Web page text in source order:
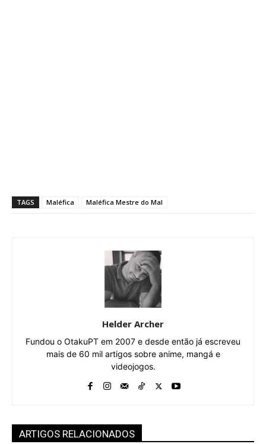
TAGS Maléfica Maléfica Mestre do Mal
Helder Archer
Fundou o OtakuPT em 2007 e desde então já escreveu
mais de 60 mil artigos sobre anime, mangá e
videojogos.
ARTIGOS RELACIONADOS